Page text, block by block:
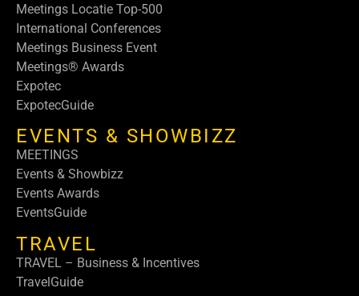
Meetings Locatie Top-500
International Conferences
Meetings Business Event
Meetings® Awards
Expotec
ExpotecGuide
EVENTS & SHOWBIZZ
MEETINGS
Events & Showbizz
Events Awards
EventsGuide
TRAVEL
TRAVEL – Business & Incentives
TravelGuide